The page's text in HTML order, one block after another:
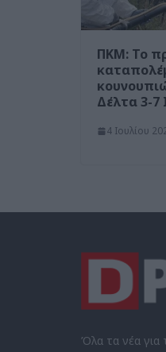
ΠΚΜ: Το
Δέλτα 3-7
4 Ιουλίου
Όλα τα νέα για